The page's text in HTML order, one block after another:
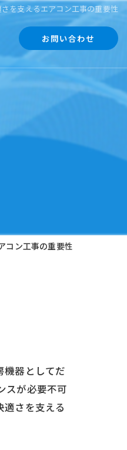
を支えるエアコン工事の重要性
お問い合わせ
コン工事の重要性
機器としてだ
スが必要不可
さを支える